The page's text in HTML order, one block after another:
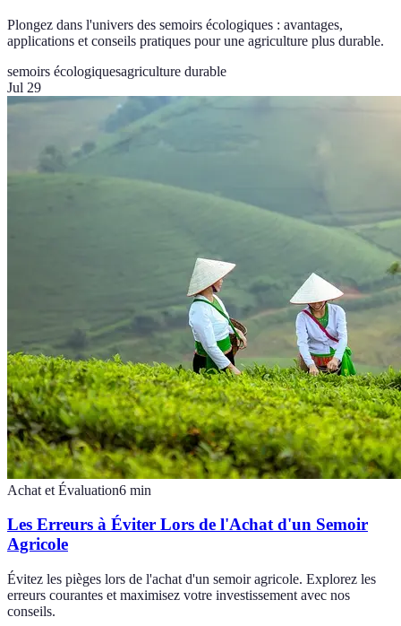
Plongez dans l'univers des semoirs écologiques : avantages,
applications et conseils pratiques pour une agriculture plus durable.
semoirs écologiquesagriculture durable
Jul 29
Achat et Évaluation6 min
Les Erreurs à Éviter Lors de l'Achat d'un Semoir
Agricole
Évitez les pièges lors de l'achat d'un semoir agricole. Explorez les
erreurs courantes et maximisez votre investissement avec nos
conseils.